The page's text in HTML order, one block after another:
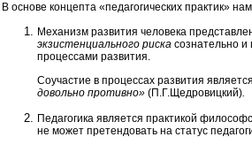
В основе концепта «педагогических практик»
Механизм развития человека
экзистенциального риска сознательно и
процессами развития.
Соучастие в процессах развития
довольно противно» (П.Г.Щедровицкий).
Педагогика является практикой
не может претендовать на статус